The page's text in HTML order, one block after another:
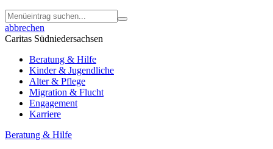
abbrechen
Caritas Südniedersachsen
Beratung & Hilfe
Kinder & Jugendliche
Alter & Pflege
Migration & Flucht
Engagement
Karriere
Beratung & Hilfe